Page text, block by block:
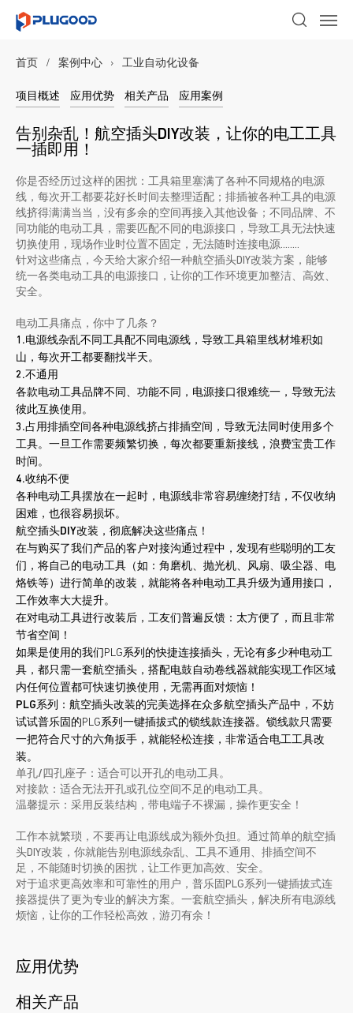
首页 / 案例中心 › 工业自动化设备
项目概述 应用优势 相关产品 应用案例
告别杂乱！航空插头DIY改装，让你的电工工具
一插即用！
你是否经历过这样的困扰：工具箱里塞满了各种不同规格的电源
线，每次开工都要花好长时间去整理适配；排插被各种工具的电源
线挤得满满当当，没有多余的空间再接入其他设备；不同品牌、不
同功能的电动工具，需要匹配不同的电源接口，导致工具无法快速
切换使用，现场作业时位置不固定，无法随时连接电源..……
针对这些痛点，今天给大家介绍一种航空插头DIY改装方案，能够
统一各类电动工具的电源接口，让你的工作环境更加整洁、高效、
安全。
电动工具痛点，你中了几条？
1.电源线杂乱不同工具配不同电源线，导致工具箱里线材堆积如
山，每次开工都要翻找半天。
2.不通用
各款电动工具品牌不同、功能不同，电源接口很难统一，导致无法
彼此互换使用。
3.占用排插空间各种电源线挤占排插空间，导致无法同时使用多个
工具。一旦工作需要频繁切换，每次都要重新接线，浪费宝贵工作
时间。
4.收纳不便
各种电动工具摆放在一起时，电源线非常容易缠绕打结，不仅收纳
困难，也很容易损坏。
航空插头DIY改装，彻底解决这些痛点！
在与购买了我们产品的客户对接沟通过程中，发现有些聪明的工友
们，将自己的电动工具（如：角磨机、抛光机、风扇、吸尘器、电
烙铁等）进行简单的改装，就能将各种电动工具升级为通用接口，
工作效率大大提升。
在对电动工具进行改装后，工友们普遍反馈：太方便了，而且非常
节省空间！
如果是使用的我们PLG系列的快捷连接插头，无论有多少种电动工
具，都只需一套航空插头，搭配电鼓自动卷线器就能实现工作区域
内任何位置都可快速切换使用，无需再面对烦恼！
PLG系列：航空插头改装的完美选择在众多航空插头产品中，不妨
试试普乐固的PLG系列一键插拔式的锁线款连接器。锁线款只需要
一把符合尺寸的六角扳手，就能轻松连接，非常适合电工工具改
装。
单孔/四孔座子 ：适合可以开孔的电动工具。
对接款 ：适合无法开孔或孔位空间不足的电动工具。
温馨提示：采用反装结构，带电端子不裸漏，操作更安全！
工作本就繁琐，不要再让电源线成为额外负担。通过简单的航空插
头DIY改装，你就能告别电源线杂乱、工具不通用、排插空间不
足，不能随时切换的困扰，让工作更加高效、安全。
对于追求更高效率和可靠性的用户，普乐固PLG系列一键插拔式连
接器提供了更为专业的解决方案。一套航空插头，解决所有电源线
烦恼，让你的工作轻松高效，游刃有余！
应用优势
相关产品